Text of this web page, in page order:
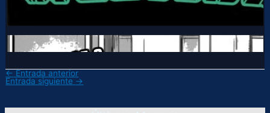
← Entrada anterior
Entrada siguiente →